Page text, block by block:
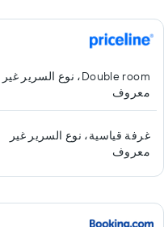
Double room، نوع السرير غير
معروف
غرفة قياسية، نوع السرير غير
معروف